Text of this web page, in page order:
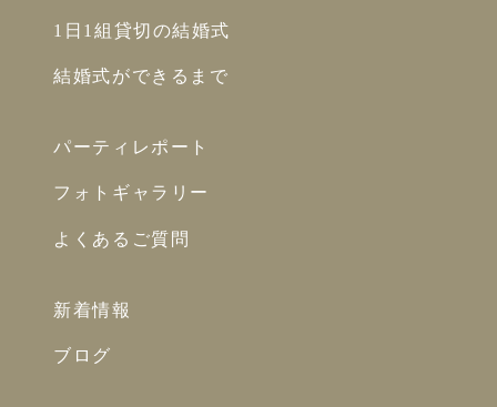
1日1組貸切の結婚式
結婚式ができるまで
パーティレポート
フォトギャラリー
よくあるご質問
新着情報
ブログ